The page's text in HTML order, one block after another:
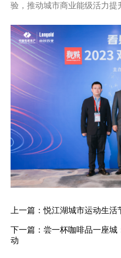
验，推动城市商业能级活力提
上一篇：悦江湖城市运动生活
下一篇： 尝一杯咖啡品一座城
动